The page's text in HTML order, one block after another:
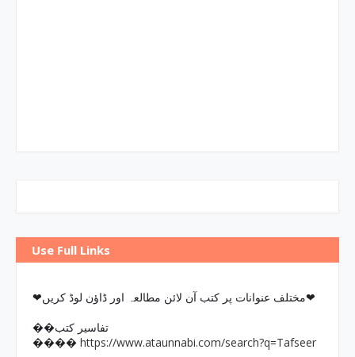
Use Full Links
❤مختلف عنوانات پر کتب آن لائن مطالعہ اور ڈاؤن لوڈ کریں❤
��تفاسیر کتب
���� https://www.ataunnabi.com/search?q=Tafseer